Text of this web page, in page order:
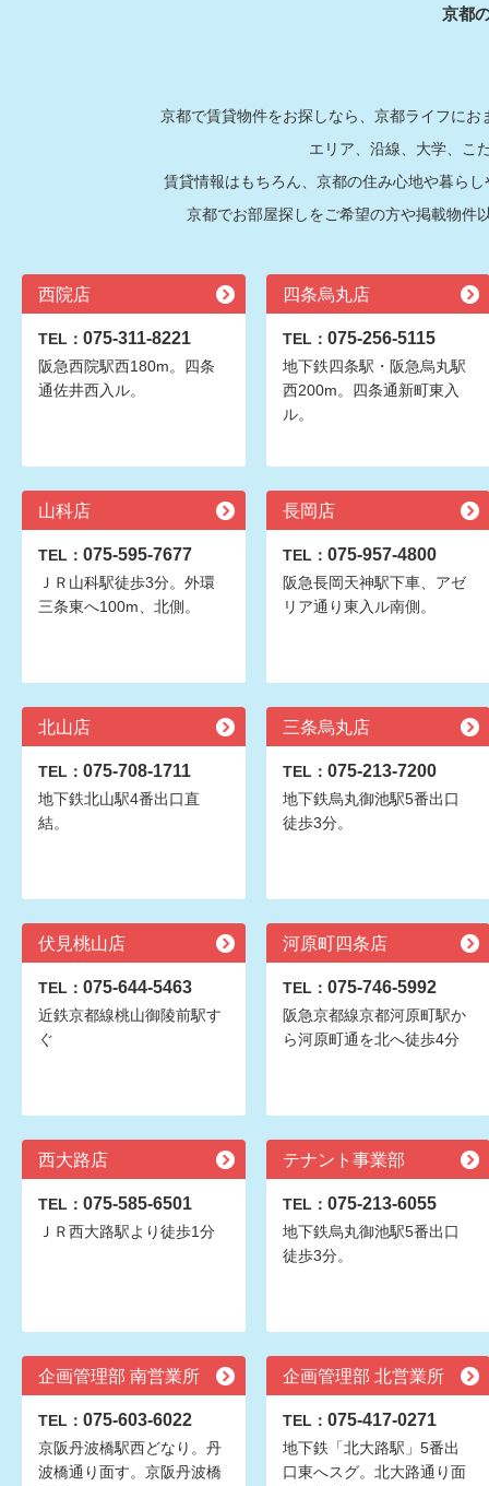
京都
京都で賃貸物件をお探しなら、京都ライフに
エリア、沿線、大学、こ
賃貸情報はもちろん、京都の住み心地や暮ら
京都でお部屋探しをご希望の方や掲載物件
西院店
TEL： 075-311-8221
阪急西院駅西180m。四条
通佐井西入ル。
四条烏丸店
TEL： 075-256-5115
地下鉄四条駅・阪急烏丸駅
西200m。四条通新町東入
ル。
山科店
TEL： 075-595-7677
ＪＲ山科駅徒歩3分。外環
三条東へ100m、北側。
長岡店
TEL： 075-957-4800
阪急長岡天神駅下車、アゼ
リア通り東入ル南側。
北山店
TEL： 075-708-1711
地下鉄北山駅4番出口直
結。
三条烏丸店
TEL： 075-213-7200
地下鉄烏丸御池駅5番出口
徒歩3分。
伏見桃山店
TEL： 075-644-5463
近鉄京都線桃山御陵前駅す
ぐ
河原町四条店
TEL： 075-746-5992
阪急京都線京都河原町駅か
ら河原町通を北へ徒歩4分
西大路店
TEL： 075-585-6501
ＪＲ西大路駅より徒歩1分
テナント事業部
TEL： 075-213-6055
地下鉄烏丸御池駅5番出口
徒歩3分。
企画管理部 南営業所
TEL： 075-603-6022
京阪丹波橋駅西どなり。丹
波橋通り面す。京阪丹波橋
企画管理部 北営業所
TEL： 075-417-0271
地下鉄「北大路駅」5番出
口東へスグ。北大路通り面